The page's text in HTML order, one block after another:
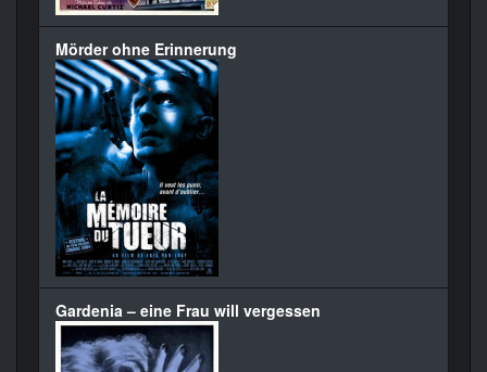
Mörder ohne Erinnerung
Gardenia – eine Frau will vergessen